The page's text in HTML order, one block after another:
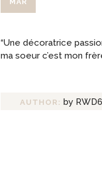
MAR
“Une décoratrice
ma soeur c’est mon
AUTHOR: by